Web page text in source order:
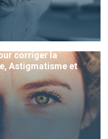
corriger la
Astigmatisme et